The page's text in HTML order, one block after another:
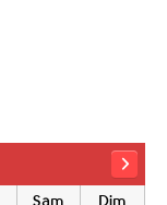
Sam Dim